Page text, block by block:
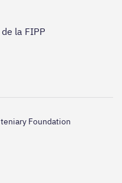
la FIPP
Foundation